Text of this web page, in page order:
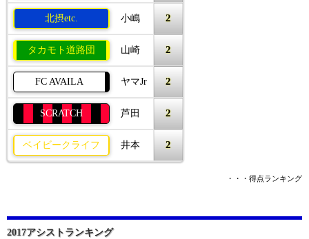
北摂etc. 小嶋 2
タカモト道路団 山崎 2
FC AVAILA ヤマJr 2
SCRATCH 芦田 2
ベイビークライフ 井本 2
・・・得点ランキング
2017アシストランキング